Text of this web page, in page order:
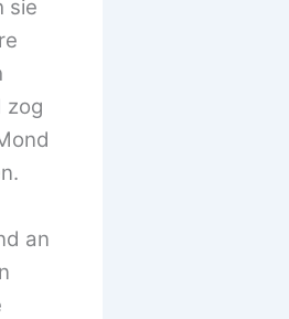
sie
zog
an